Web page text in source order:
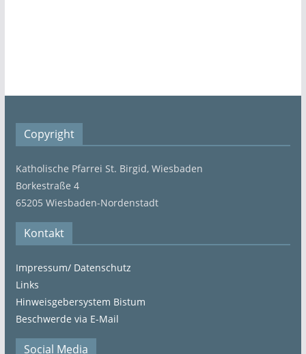
Copyright
Katholische Pfarrei St. Birgid, Wiesbaden
Borkestraße 4
65205 Wiesbaden-Nordenstadt
Kontakt
Impressum/ Datenschutz
Links
Hinweisgebersystem Bistum
Beschwerde via E-Mail
Social Media